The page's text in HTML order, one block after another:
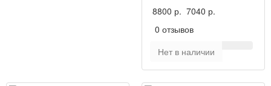
8800 р. 7040 р.
0 отзывов
Нет в наличии